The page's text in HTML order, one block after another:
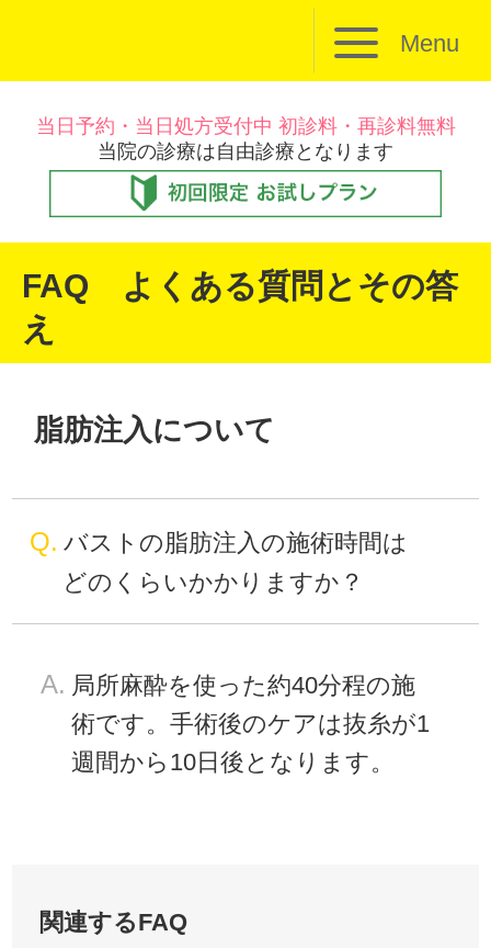
Menu
当日予約・当日処方受付中 初診料・再診料無料
当院の診療は自由診療となります
FAQ よくある質問とその答
え
脂肪注入について
Q. バストの脂肪注入の施術時間は
どのくらいかかりますか？
A. 局所麻酔を使った約40分程の施
術です。手術後のケアは抜糸が1
週間から10日後となります。
関連するFAQ